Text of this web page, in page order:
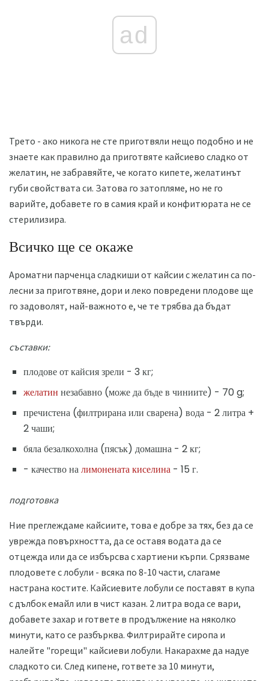
ad
Трето - ако никога не сте приготвяли нещо подобно и не
знаете как правилно да приготвяте кайсиево сладко от
желатин, не забравяйте, че когато кипете, желатинът
губи свойствата си. Затова го затопляме, но не го
варийте, добавете го в самия край и конфитюрата не се
стерилизира.
Всичко ще се окаже
Ароматни парченца сладкиши от кайсии с желатин са по-
лесни за приготвяне, дори и леко повредени плодове ще
го задоволят, най-важното е, че те трябва да бъдат
твърди.
съставки:
плодове от кайсия зрели - 3 кг;
желатин незабавно (може да бъде в чиниите) - 70 g;
пречистена (филтрирана или сварена) вода - 2 литра +
2 чаши;
бяла безалкохолна (пясък) домашна - 2 кг;
- качество налимонената киселина - 15 г.
подготовка
Ние преглеждаме кайсиите, това е добре за тях, без да се
уврежда повърхността, да се оставя водата да се
отцежда или да се избърсва с хартиени кърпи. Срязваме
плодовете с лобули - всяка по 8-10 части, слагаме
настрана костите. Кайсиевите лобули се поставят в купа
с дълбок емайл или в чист казан. 2 литра вода се вари,
добавете захар и гответе в продължение на няколко
минути, като се разбърква. Филтрирайте сиропа и
налейте "горещи" кайсиеви лобули. Накарахме да надуе
сладкото си. След кипене, гответе за 10 минути,